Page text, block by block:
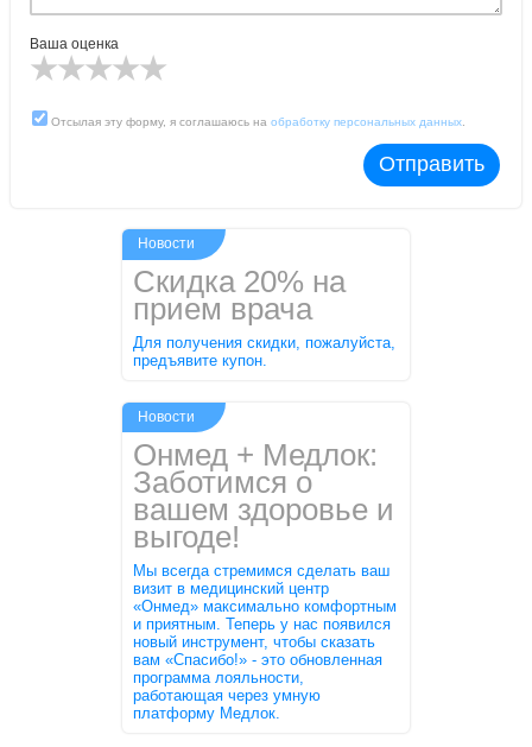
Ваша оценка
Отсылая эту форму, я соглашаюсь наобработку персональных данных
Отправить
Скидка 20% на
прием врача
Для получения скидки, пожалуйста,
предъявите купон.
Новости
Онмед + Медлок:
Заботимся о
вашем здоровье и
выгоде!
Мы всегда стремимся сделать ваш
визит в медицинский центр
«Онмед» максимально комфортным
и приятным. Теперь у нас появился
новый инструмент, чтобы сказать
вам «Спасибо!» - это обновленная
программа лояльности,
работающая через умную
платформу Медлок.
Новости